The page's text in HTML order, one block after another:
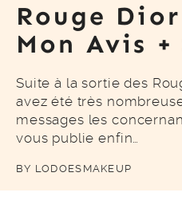
CONTACT
Rouge
Mon Avis
Suite à la sortie des
avez été très
messages les
vous publie enfin…
BY LODOESMAKEUP